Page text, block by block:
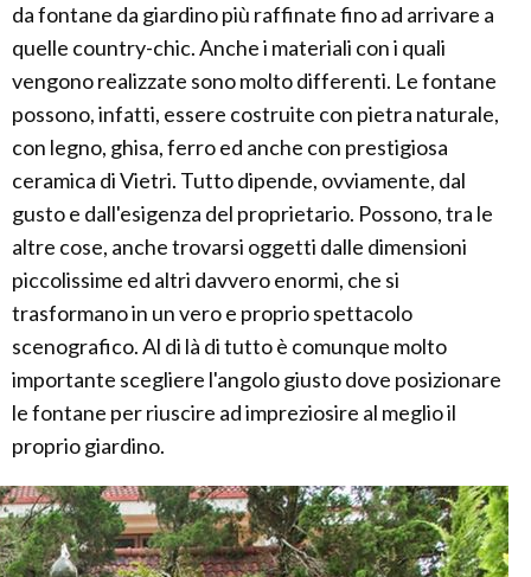
da fontane da giardino più raffinate fino ad arrivare a
quelle country-chic. Anche i materiali con i quali
vengono realizzate sono molto differenti. Le fontane
possono, infatti, essere costruite con pietra naturale,
con legno, ghisa, ferro ed anche con prestigiosa
ceramica di Vietri. Tutto dipende, ovviamente, dal
gusto e dall'esigenza del proprietario. Possono, tra le
altre cose, anche trovarsi oggetti dalle dimensioni
piccolissime ed altri davvero enormi, che si
trasformano in un vero e proprio spettacolo
scenografico. Al di là di tutto è comunque molto
importante scegliere l'angolo giusto dove posizionare
le fontane per riuscire ad impreziosire al meglio il
proprio giardino.